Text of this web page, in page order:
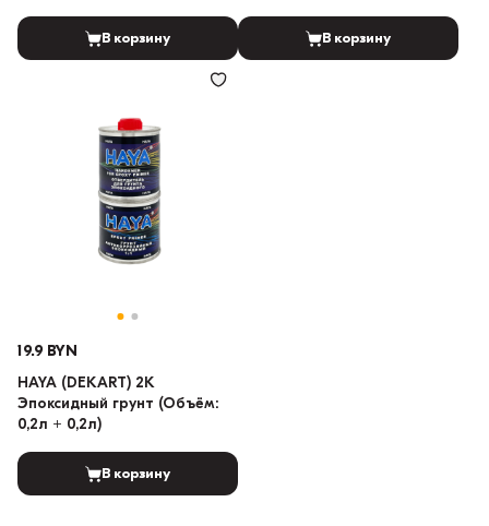
В корзину В корзину
19.9 BYN
HAYA (DEKART) 2K
Эпоксидный грунт (Объём:
0,2л + 0,2л)
В корзину